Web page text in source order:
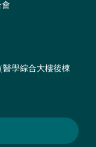
醫學綜合大樓後棟